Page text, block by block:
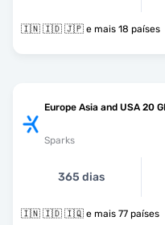
🇮🇳 🇮🇩 🇯🇵 e mais 18 países
Europe Asia and USA 20
Sparks
365 dias
🇮🇳 🇮🇩 🇮🇶 e mais 77 países